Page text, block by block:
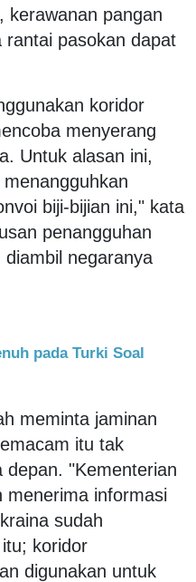
kerawanan pangan
pasokan dapat
koridor
menyerang
Untuk alasan ini,
biji-bijian ini," kata
penangguhan
negaranya
pada Turki Soal
meminta jaminan
itu tak
depan. "Kementerian
menerima informasi
sudah
koridor
digunakan untuk